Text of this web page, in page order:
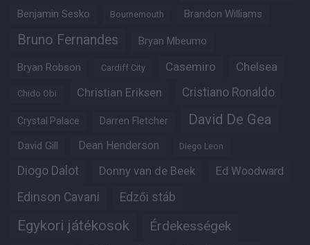
Benjamin Sesko Bournemouth Brandon Williams
Bruno Fernandes Bryan Mbeumo
Bryan Robson Cardiff City Casemiro Chelsea
Chido Obi Christian Eriksen Cristiano Ronaldo
Crystal Palace Darren Fletcher David De Gea
David Gill Dean Henderson Diego Leon
Diogo Dalot Donny van de Beek Ed Woodward
Edinson Cavani Edzői stáb
Egykori játékosok Érdekességek